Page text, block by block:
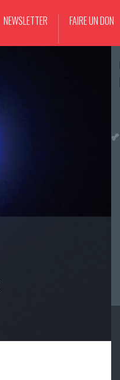
FAIRE UN DON
NEWSLETTER